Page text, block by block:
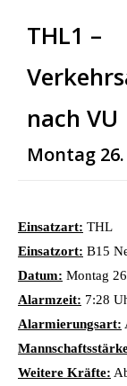
THL1 –
nach VU
Montag
Einsatzart: THL
Einsatzort: B15
Datum: Montag
Alarmzeit: 7:28
Alarmierungsart:
Weitere Kräfte: